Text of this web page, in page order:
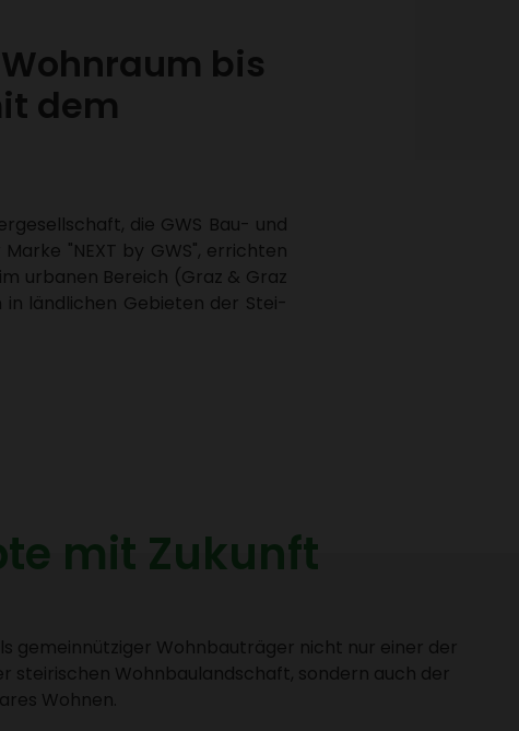
bis
dem
die GWS Bau- und
"NEXT by GWS", errichten
urbanen Bereich (Graz & Graz
in länd­li­chen Gebieten der Stei­
mit Zukunft
gemein­nüt­ziger Wohn­bau­träger nicht nur einer der
stei­ri­schen Wohn­bau­land­schaft, sondern auch der
Wohnen.